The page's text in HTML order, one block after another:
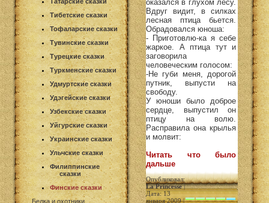
Тибетские сказки
Тофаларские сказки
Тувинские сказки
Турецкие сказки
Туркменские сказки
Удмуртские сказки
Удэгейские сказки
Узбекские сказки
Уйгурские сказки
Украинские сказки
Ульчские сказки
Филиппинские
сказки
Финские сказки
Белка и охотники
оказался в глухом лесу.
Вдруг видит, в силках
лесная птица бьется.
Обрадовался юноша:
- Приготовлю-ка я себе
жаркое. А птица тут и
заговорила
человеческим голосом:
-Не губи меня, дорогой
путник, выпусти на
свободу.
У юноши было доброе
сердце, выпустил он
птицу на волю.
Расправила она крылья
и молвит:
Читать что было
дальше
Опубликовал:
La Princesse|
Дата: 13
января 2009 |